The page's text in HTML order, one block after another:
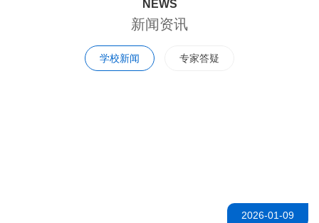
NEWS
新闻资讯
学校新闻 专家答疑
2026-01-09